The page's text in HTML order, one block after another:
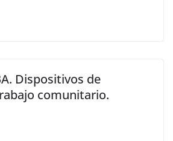
Dispositivos de
comunitario.